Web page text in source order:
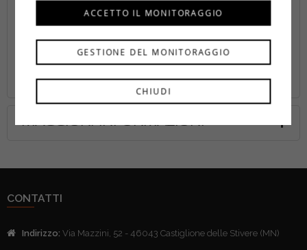
Proprietà
Tagli a filo pavimento in legno, legno con chiodi, plastica e
cartongesso.
MAGGIORI INFORMAZIONI
CONTATTI
Indirizzo: Via Mazzini, 52 - 46043 Castiglione delle Stivere (MN)
CHIUDI
GESTIONE DEL MONITORAGGIO
ACCETTO IL MONITORAGGIO